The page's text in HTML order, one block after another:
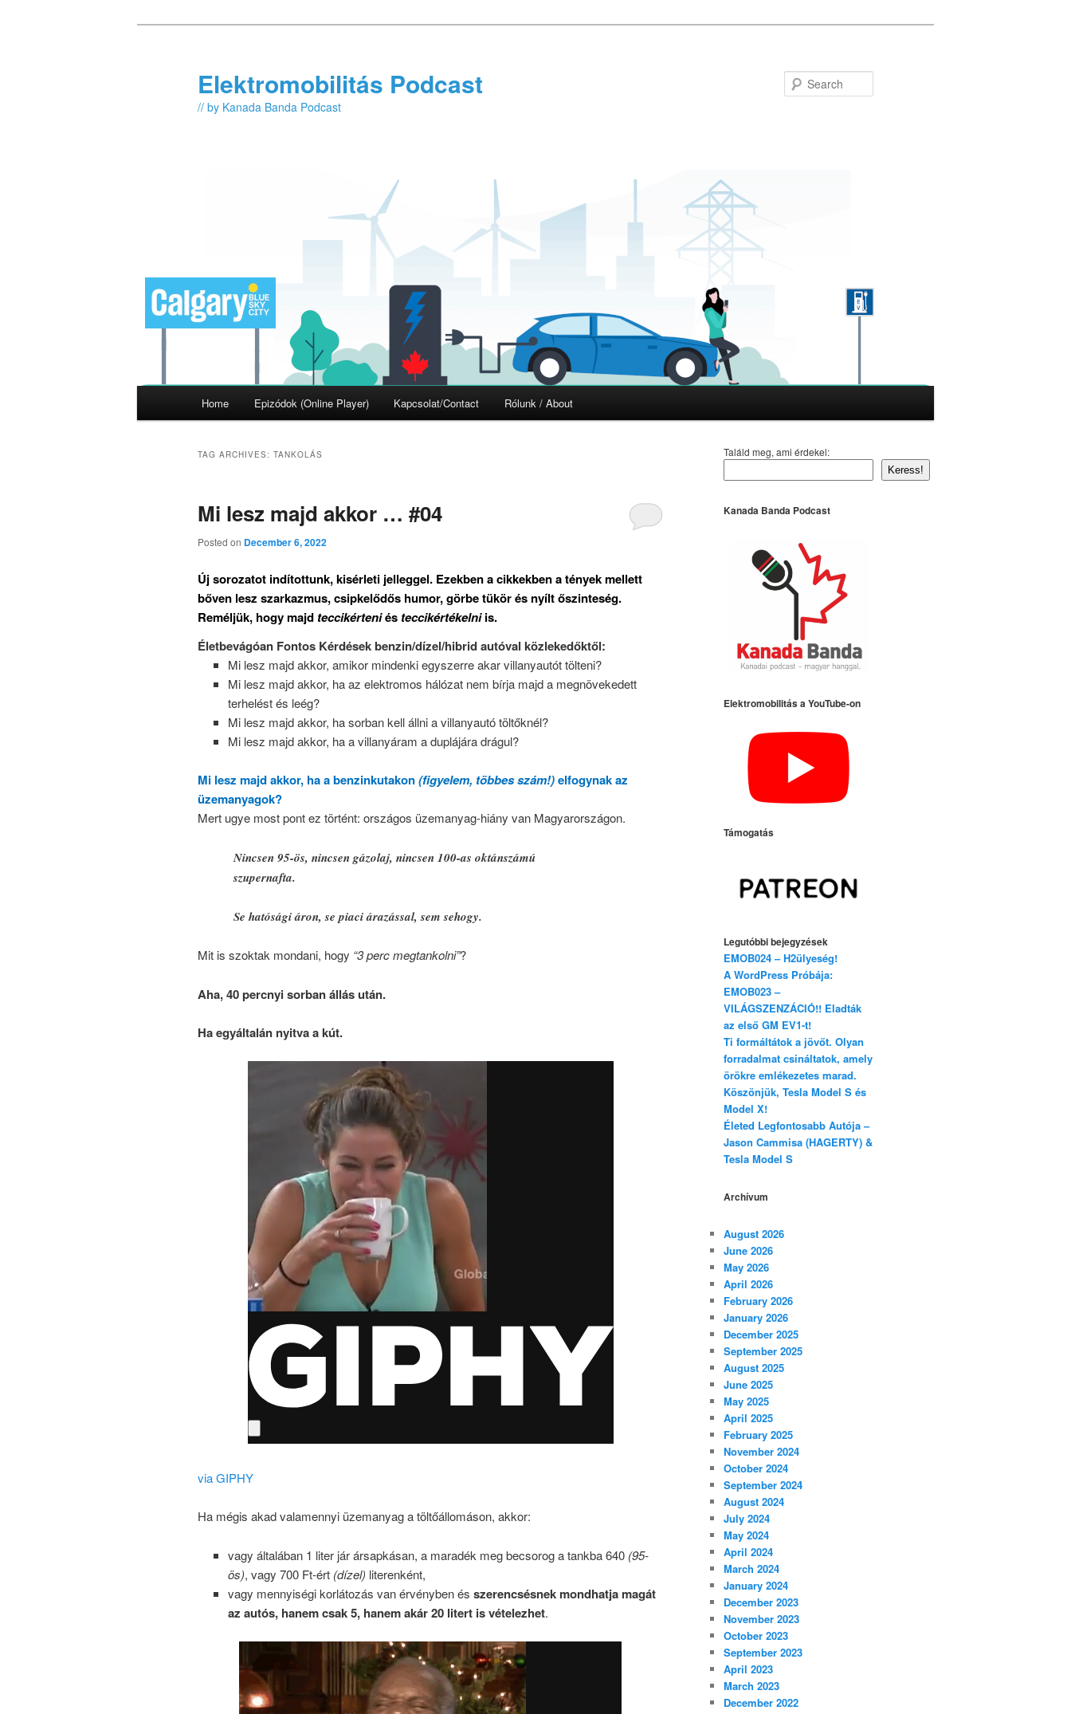
Elektromobilitás Podcast
// by Kanada Banda Podcast
Home Epizódok (Online Player) Kapcsolat/Contact Rólunk / About
TAG ARCHIVES: TANKOLÁS
Mi lesz majd akkor … #04
Posted on December 6, 2022
Új sorozatot indítottunk, kisérleti jelleggel. Ezekben a cikkekben a tények mellett
bőven lesz szarkazmus, csipkelődős humor, görbe tükör és nyílt őszinteség.
Reméljük, hogy majd teccikérteniés teccikértékelniis.
Életbevágóan Fontos Kérdések benzin/dízel/hibrid autóval közlekedőktől:
Mi lesz majd akkor, amikor mindenki egyszerre akar villanyautót tölteni?
Mi lesz majd akkor, ha az elektromos hálózat nem bírja majd a megnövekedett
terhelést és leég?
Mi lesz majd akkor, ha sorban kell állni a villanyautó töltőknél?
Mi lesz majd akkor, ha a villanyáram a duplájára drágul?
Mi lesz majd akkor, ha a benzinkutakon(figyelem, többes szám!)elfogynak az
üzemanyagok?
Mert ugye most pont ez történt: országos üzemanyag-hiány van Magyarországon.
Nincsen 95-ös, nincsen gázolaj, nincsen 100-as oktánszámú
szupernafta.
Se hatósági áron, se piaci árazással, sem sehogy.
Mit is szoktak mondani, hogy “3 perc megtankolni”?
Aha, 40 percnyi sorban állás után.
Ha egyáltalán nyitva a kút.
via GIPHY
Ha mégis akad valamennyi üzemanyag a töltőállomáson, akkor:
vagy általában 1 liter jár ársapkásan, a maradék meg becsorog a tankba 640 (95-
ös), vagy 700 Ft-ért (dízel) literenként,
vagy mennyiségi korlátozás van érvényben és szerencsésnek mondhatja magát
az autós, hanem csak 5, hanem akár 20 litert is vételezhet.
Találd meg, ami érdekel:
Keress!
Kanada Banda Podcast
Elektromobilitás a YouTube-on
Támogatás
Legutóbbi bejegyzések
EMOB024 – H2ülyeség!
A WordPress Próbája:
EMOB023 –
VILÁGSZENZÁCIÓ!! Eladták
az első GM EV1-t!
Ti formáltátok a jövőt. Olyan
forradalmat csináltatok, amely
örökre emlékezetes marad.
Köszönjük, Tesla Model S és
Model X!
Életed Legfontosabb Autója –
Jason Cammisa (HAGERTY) &
Tesla Model S
Archívum
August 2026
June 2026
May 2026
April 2026
February 2026
January 2026
December 2025
September 2025
August 2025
June 2025
May 2025
April 2025
February 2025
November 2024
October 2024
September 2024
August 2024
July 2024
May 2024
April 2024
March 2024
January 2024
December 2023
November 2023
October 2023
September 2023
April 2023
March 2023
December 2022